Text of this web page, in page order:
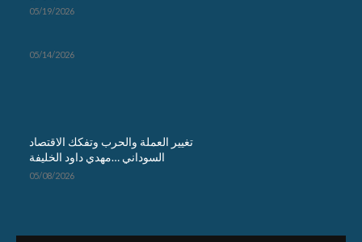
05/19/2026
05/14/2026
تغيير العملة والحرب وتفكك الاقتصاد
السوداني …مهدي داود الخليفة
05/08/2026